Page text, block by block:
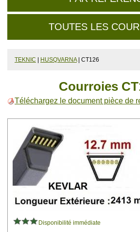
TOUTES LES
TEKNIC HUSQVARNA| CT126
Courroies
Téléchargez le document pièce de
Disponibilité immédiate